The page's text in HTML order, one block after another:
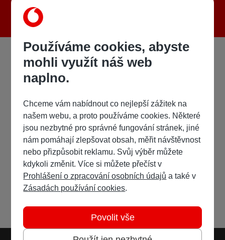
Používáme cookies, abyste
mohli využít náš web
naplno.
Chceme vám nabídnout co nejlepší zážitek na
našem webu, a proto používáme cookies. Některé
jsou nezbytné pro správné fungování stránek, jiné
nám pomáhají zlepšovat obsah, měřit návštěvnost
nebo přizpůsobit reklamu. Svůj výběr můžete
kdykoli změnit. Více si můžete přečíst v
Prohlášení o zpracování osobních údajů a také v
Zásadách používání cookies.
Povolit vše